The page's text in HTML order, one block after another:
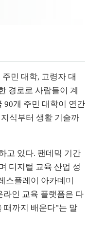
민 대학, 고령자 대
경로로 사람들이 계
90개 주민 대학이 연간
식부터 생활 기술까
고 있다. 팬데믹 기간
디지털 교육 산업 성
스플레이 아카데미
라인 교육 플랫폼은 다
때까지 배운다"는 말